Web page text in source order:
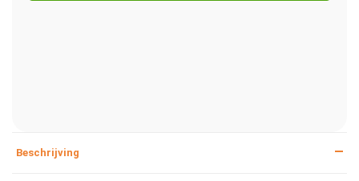
Beschrijving